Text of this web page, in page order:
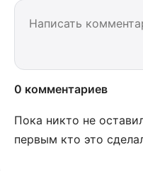
0 комментариев
Пока никто не
первым кто это